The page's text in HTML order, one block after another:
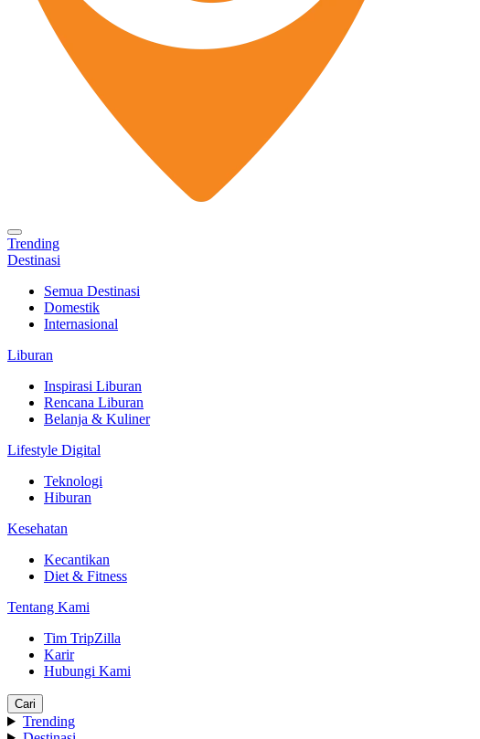
Trending
Destinasi
Semua Destinasi
Domestik
Internasional
Liburan
Inspirasi Liburan
Rencana Liburan
Belanja & Kuliner
Lifestyle Digital
Teknologi
Hiburan
Kesehatan
Kecantikan
Diet & Fitness
Tentang Kami
Tim TripZilla
Karir
Hubungi Kami
Cari
Trending